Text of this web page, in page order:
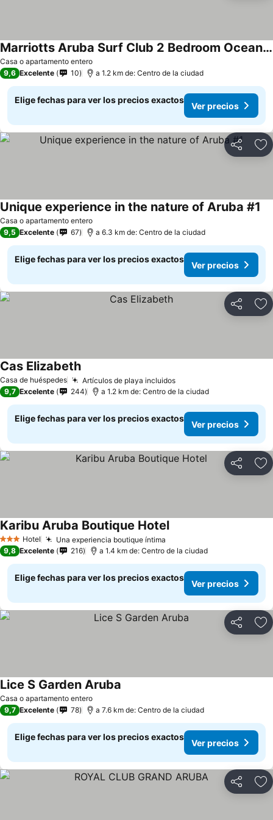
Casa o apartamento entero
Marriotts Aruba Surf Club 2 Bedroom Oceanview Villa
9,6 Excelente 10 a 1.2 km de: Centro de la ciudad
Elige fechas para ver los precios exactos
Ver precios
Compartir
Casa o apartamento entero
Unique experience in the nature of Aruba #1
9,5 Excelente 67 a 6.3 km de: Centro de la ciudad
Elige fechas para ver los precios exactos
Ver precios
Compartir
Casa de huéspedes Artículos de playa incluidos
Cas Elizabeth
9,7 Excelente 244 a 1.2 km de: Centro de la ciudad
Elige fechas para ver los precios exactos
Ver precios
Compartir
3 Estrellas
Hotel Una experiencia boutique íntima
Karibu Aruba Boutique Hotel
9,8 Excelente 216 a 1.4 km de: Centro de la ciudad
Elige fechas para ver los precios exactos
Ver precios
Compartir
Casa o apartamento entero
Lice S Garden Aruba
9,7 Excelente 78 a 7.6 km de: Centro de la ciudad
Elige fechas para ver los precios exactos
Ver precios
Compartir